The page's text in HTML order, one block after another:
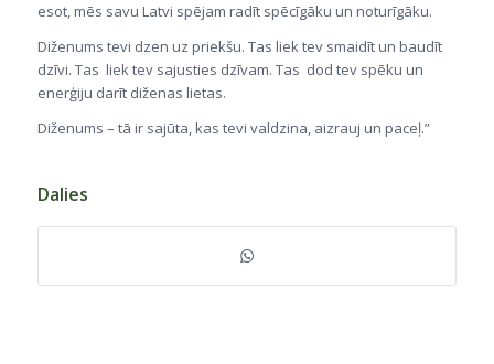
esot, mēs savu Latvi spējam radīt spēcīgāku un noturīgāku.
Diženums tevi dzen uz priekšu. Tas liek tev smaidīt un baudīt
dzīvi. Tas liek tev sajusties dzīvam. Tas dod tev spēku un
enerģiju darīt diženas lietas.
Diženums – tā ir sajūta, kas tevi valdzina, aizrauj un paceļ.”
Dalies